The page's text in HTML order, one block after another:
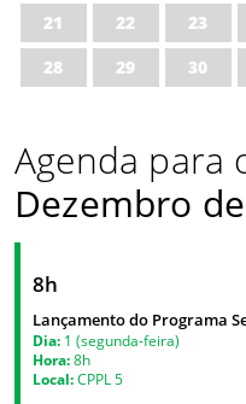
21
22 23
28
29 30
Agenda para
Dezembro
8h
Lançamento do Programa
Dia: 1 (segunda-feira)
Hora:8h
Local:CPPL 5